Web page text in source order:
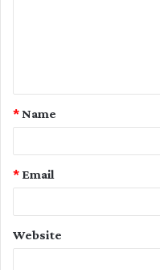
Name
*
Email
*
Website